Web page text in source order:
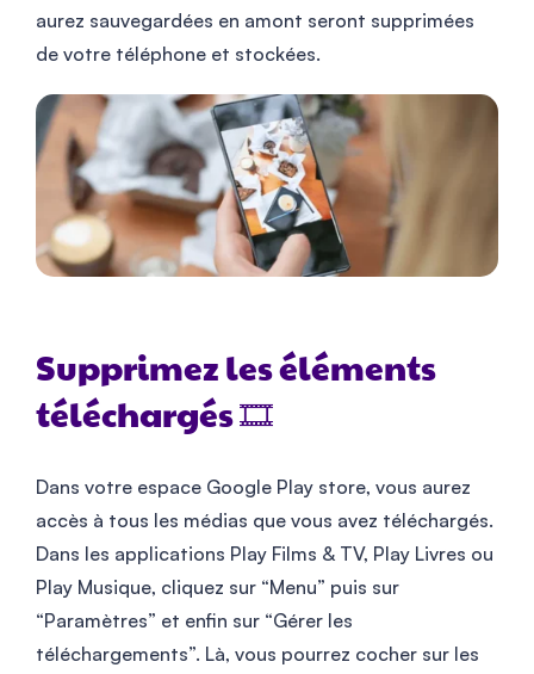
aurez sauvegardées en amont seront supprimées
de votre téléphone et stockées.
Supprimez les éléments
téléchargés 🎞️
Dans votre espace Google Play store, vous aurez
accès à tous les médias que vous avez téléchargés.
Dans les applications Play Films & TV, Play Livres ou
Play Musique, cliquez sur “Menu” puis sur
“Paramètres” et enfin sur “Gérer les
téléchargements”. Là, vous pourrez cocher sur les